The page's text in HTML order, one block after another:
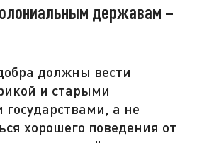
державам –
должны вести
и старыми
а не
хорошего поведения от